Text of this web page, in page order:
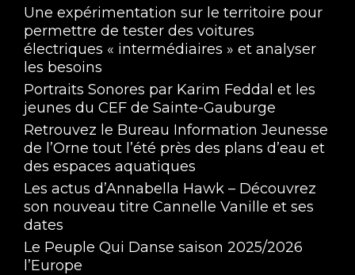
Une expérimentation sur le territoire pour
permettre de tester des voitures
électriques « intermédiaires » et analyser
les besoins
Portraits Sonores par Karim Feddal et les
jeunes du CEF de Sainte-Gauburge
Retrouvez le Bureau Information Jeunesse
de l’Orne tout l’été près des plans d’eau et
des espaces aquatiques
Les actus d’Annabella Hawk – Découvrez
son nouveau titre Cannelle Vanille et ses
dates
Le Peuple Qui Danse saison 2025/2026
l’Europe